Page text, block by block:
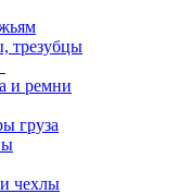
трезубцы
и ремни
груза
чехлы